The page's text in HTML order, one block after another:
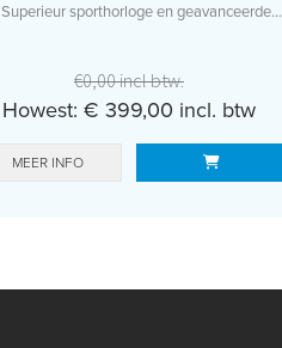
Superieur sporthorloge en geavanceerde...
€0,00 incl btw.
Howest: € 399,00 incl. btw
MEER INFO